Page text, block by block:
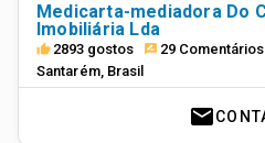
Medicarta-mediadora Do
Imobiliária Lda
thumb_up 2893 gostos rate_review 29 Comentários
Santarém, Brasil
mail